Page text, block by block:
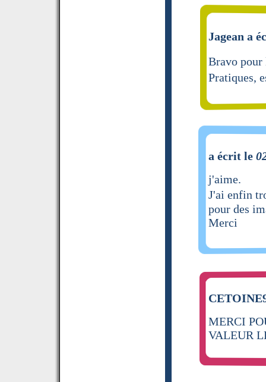
Jagean a
Bravo
Pratiques,
a écrit le
j'aime.
J'ai enfin
pour des
Merci
MERCI
VALEUR